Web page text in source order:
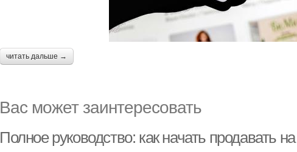
читать дальше →
Вас может заинтересовать
Полное руководство: как начать продавать